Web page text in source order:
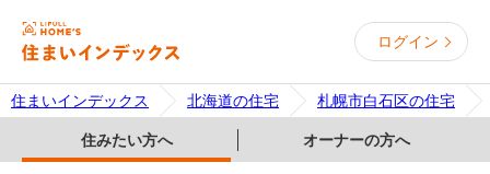
ログイン
住まいインデックス 北海道の住宅 札幌市白石区の住宅
住みたい方へ オーナーの方へ